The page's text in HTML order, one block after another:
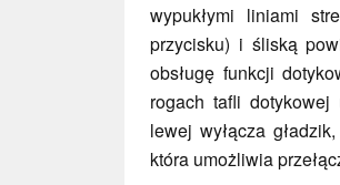
wypukłymi liniami
przycisku) i śliską
obsługę funkcji
rogach tafli
lewej wyłącza
która umożliwia